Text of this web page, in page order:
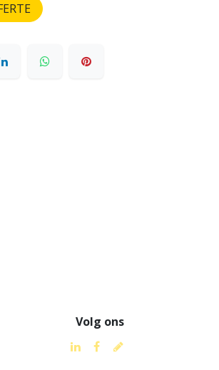
Volg ons